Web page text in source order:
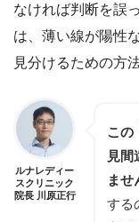
なければ判断を誤
は、薄い線が陽性
見分けるための方
ルナレディー
スクリニック
院長 川原正行
この
見間
ませ
する